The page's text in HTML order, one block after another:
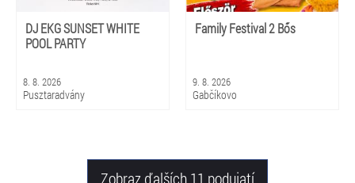
DJ EKG SUNSET WHITE
POOL PARTY
8. 8. 2026
Pusztaradvány
Family Festival 2 Bős
9. 8. 2026
Gabčíkovo
Zobraz ďalších 11 podujatí